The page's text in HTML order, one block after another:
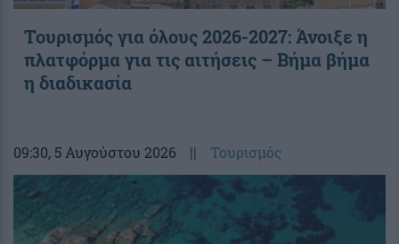
Τουρισμός για όλους 2026-2027: Άνοιξε η
πλατφόρμα για τις αιτήσεις – Βήμα βήμα
η διαδικασία
09:30, 5 Αυγούστου 2026 || Τουρισμός